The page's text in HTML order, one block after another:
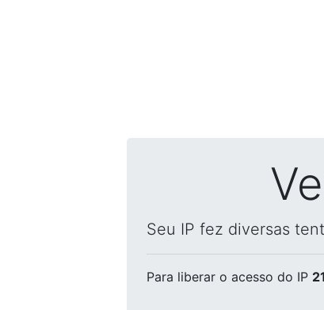
Seu IP fez diversas
Para liberar o acesso do IP